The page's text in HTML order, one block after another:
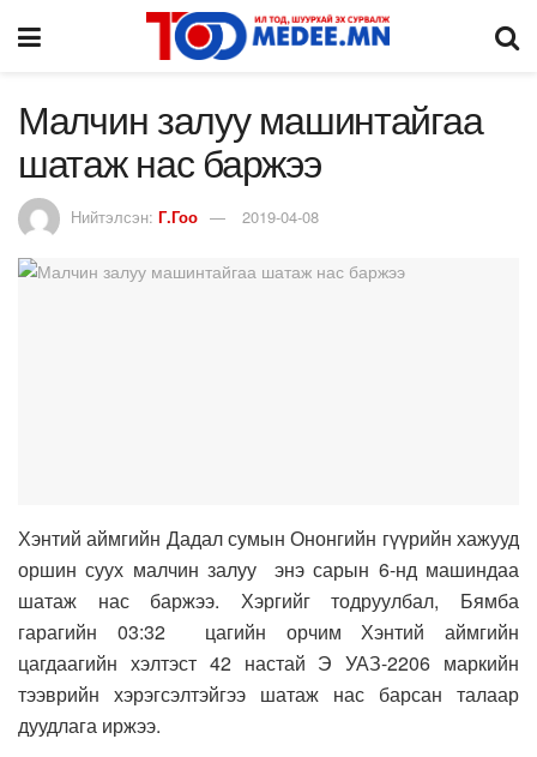
Малчин залуу машинтайгаа
шатаж нас баржээ
Нийтэлсэн: Г.Гоо 2019-04-08
Хэнтий аймгийн Дадал сумын Ононгийн гүүрийн хажууд
оршин суух малчин залуу энэ сарын 6-нд машиндаа
шатаж нас баржээ. Хэргийг тодруулбал, Бямба
гарагийн 03:32 цагийн орчим Хэнтий аймгийн
цагдаагийн хэлтэст 42 настай Э УАЗ-2206 маркийн
тээврийн хэрэгсэлтэйгээ шатаж нас барсан талаар
дуудлага иржээ.